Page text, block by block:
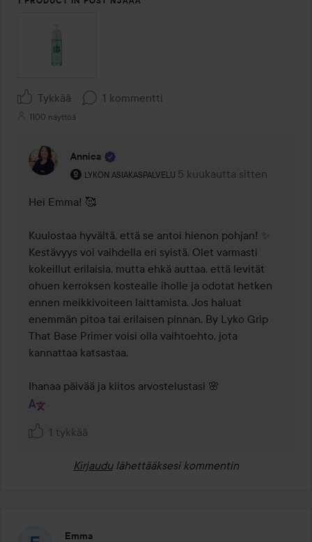
Tykkää 1 kommentti
1100 näyttöä
Annica
LYKON ASIAKASPALVELU
Käyttäjän rooli: Lykon asiakaspalvelu .
5 kuukautta sitten
Kommentti lisättiin 5
Hei Emma! 🥰
Kuulostaa hyvältä, että se antoi hienon pohjan! ✨
Kestävyys voi vaihdella eri syistä. Olet varmasti
kokeillut erilaisia, mutta ehkä auttaa, että levität
ohuen kerroksen kostealle iholle ja odotat hetken
ennen meikkivoiteen laittamista. Jos haluat
enemmän pitoa tai erilaisen pinnan, By Lyko Grip
That Base Primer voisi olla vaihtoehto, jota
kannattaa katsastaa.
Ihanaa päivää ja kiitos arvostelustasi 🌸
1 tykkää
Kirjaudu lähettääksesi kommentin
Emma